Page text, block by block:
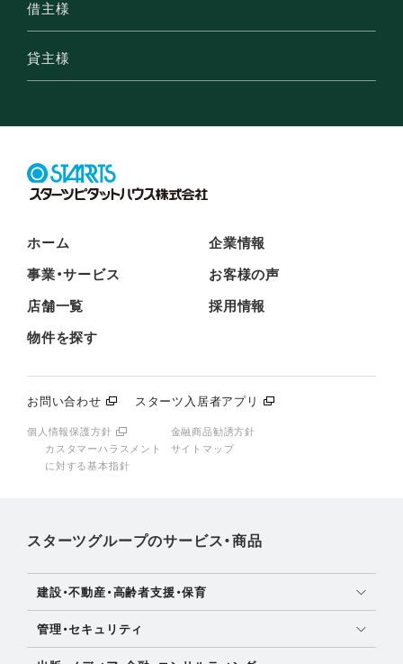
借主様
貸主様
ホーム 企業情報
事業・サービス お客様の声
店舗一覧 採用情報
物件を探す
お問い合わせ スターツ入居者アプリ
個人情報保護方針
金融商品勧誘方針
カスタマーハラスメント
に対する基本指針
サイトマップ
スターツグループのサービス・商品
建設・不動産・高齢者支援・保育
土地活用・免震住宅
新築分譲マンション・新築戸建
管理・セキュリティ